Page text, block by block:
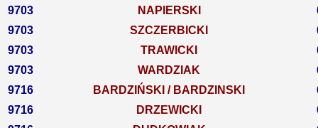
9703
NAPIERSKI
9703
SZCZERBICKI
9703
TRAWICKI
9703
WARDZIAK
9716
BARDZIŃSKI / BARDZINSKI
9716
DRZEWICKI